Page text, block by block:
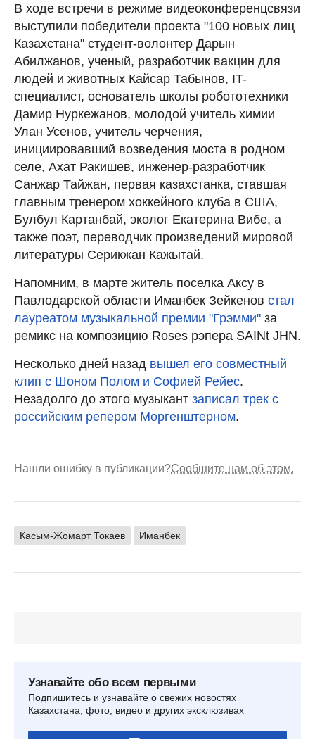
В ходе встречи в режиме видеоконференцсвязи
выступили победители проекта "100 новых лиц
Казахстана" студент-волонтер Дарын
Абилжанов, ученый, разработчик вакцин для
людей и животных Кайсар Табынов, IT-
специалист, основатель школы робототехники
Дамир Нуркежанов, молодой учитель химии
Улан Усенов, учитель черчения,
инициировавший возведения моста в родном
селе, Ахат Ракишев, инженер-разработчик
Санжар Тайжан, первая казахстанка, ставшая
главным тренером хоккейного клуба в США,
Булбул Картанбай, эколог Екатерина Вибе, а
также поэт, переводчик произведений мировой
литературы Серикжан Кажытай.
Напомним, в марте житель поселка Аксу в
Павлодарской области Иманбек Зейкенов стал
лауреатом музыкальной премии "Грэмми" за
ремикс на композицию Roses рэпера SAINt JHN.
Несколько дней назад вышел его совместный
клип с Шоном Полом и Софией Рейес.
Незадолго до этого музыкант записал трек с
российским репером Моргенштерном.
Нашли ошибку в публикации?Сообщите нам об этом.
Касым-Жомарт Токаев Иманбек
Узнавайте обо всем первыми
Подпишитесь и узнавайте о свежих новостях
Казахстана, фото, видео и других эксклюзивах